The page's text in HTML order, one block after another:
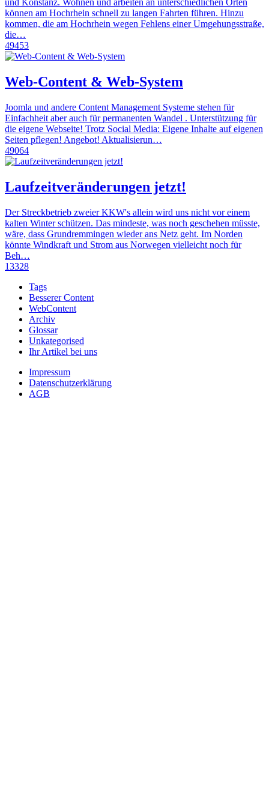
und Konstanz. Wohnen und arbeiten an unterschiedlichen Orten
können am Hochrhein schnell zu langen Fahrten führen. Hinzu
kommen, die am Hochrhein wegen Fehlens einer Umgehungsstraße,
die…
49453
Web-Content & Web-System
Joomla und andere Content Management Systeme stehen für
Einfachheit aber auch für permanenten Wandel . Unterstützung für
die eigene Webseite! Trotz Social Media: Eigene Inhalte auf eigenen
Seiten pflegen! Angebot! Aktualisierun…
49064
Laufzeitveränderungen jetzt!
Der Streckbetrieb zweier KKW's allein wird uns nicht vor einem
kalten Winter schützen. Das mindeste, was noch geschehen müsste,
wäre, dass Grundremmingen wieder ans Netz geht. Im Norden
könnte Windkraft und Strom aus Norwegen vielleicht noch für
Beh…
13328
Tags
Besserer Content
WebContent
Archiv
Glossar
Unkategorised
Ihr Artikel bei uns
Impressum
Datenschutzerklärung
AGB